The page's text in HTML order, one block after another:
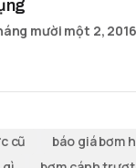
mười một 2, 2016
cũ
báo giá bơm